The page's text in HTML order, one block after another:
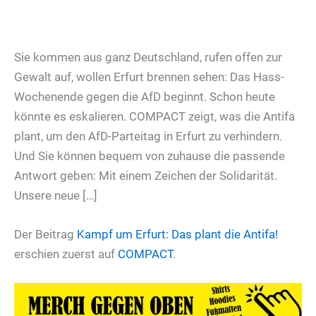
Sie kommen aus ganz Deutschland, rufen offen zur
Gewalt auf, wollen Erfurt brennen sehen: Das Hass-
Wochenende gegen die AfD beginnt. Schon heute
könnte es eskalieren. COMPACT zeigt, was die Antifa
plant, um den AfD-Parteitag in Erfurt zu verhindern.
Und Sie können bequem von zuhause die passende
Antwort geben: Mit einem Zeichen der Solidarität.
Unsere neue […]
Der Beitrag Kampf um Erfurt: Das plant die Antifa!
erschien zuerst auf COMPACT.